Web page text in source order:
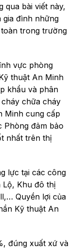
qua bài viết này,
gia đình những
trong trường
vực phòng
thuật An Minh
khẩu và phân
chữa cháy
Minh cung cấp
Phòng đảm bảo
nhất trên thị
lực tại các công
Khu đô thị
Quyền lợi của
Kỹ thuật An
đúng xuất xứ và